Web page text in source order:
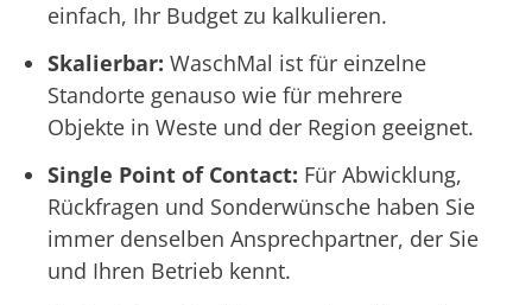
einfach, Ihr Budget zu kalkulieren.
Skalierbar: WaschMal ist für einzelne
Standorte genauso wie für mehrere
Objekte in Weste und der Region geeignet.
Single Point of Contact: Für Abwicklung,
Rückfragen und Sonderwünsche haben Sie
immer denselben Ansprechpartner, der Sie
und Ihren Betrieb kennt.